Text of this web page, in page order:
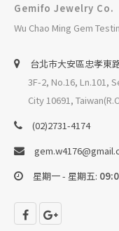
Gemifo Jewelry Co.
Wu Chao Ming Gem
台北巿大安區忠孝東
3F-2, No.16, Ln.101,
City 10691,
(02)2731-4174
星期一 - 星期五: